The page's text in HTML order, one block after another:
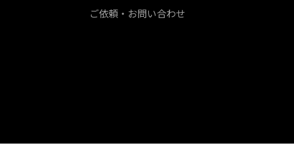
ご依頼・お問い合わせ